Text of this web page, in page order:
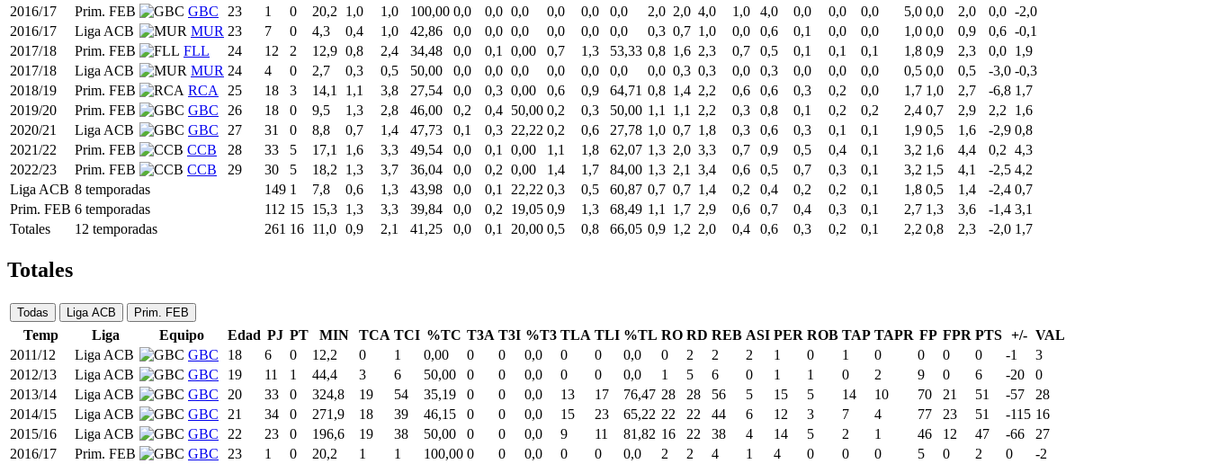
2016/17
Prim. FEB GBC 23 1 0 20,2 1,0 1,0 100,00 0,0 0,0 0,0 0,0 0,0 0,0 2,0 2,0 4,0 1,0 4,0 0,0 0,0 0,0 5,0 0,0 2,0 0,0 -2,0
2016/17
Liga ACB MUR 23 7 0 4,3 0,4 1,0 42,86 0,0 0,0 0,0 0,0 0,0 0,0 0,3 0,7 1,0 0,0 0,6 0,1 0,0 0,0 1,0 0,0 0,9 0,6 -0,1
2017/18
Prim. FEB FLL 24 12 2 12,9 0,8 2,4 34,48 0,0 0,1 0,00 0,7 1,3 53,33 0,8 1,6 2,3 0,7 0,5 0,1 0,1 0,1 1,8 0,9 2,3 0,0 1,9
2017/18
Liga ACB MUR 24 4 0 2,7 0,3 0,5 50,00 0,0 0,0 0,0 0,0 0,0 0,0 0,0 0,3 0,3 0,0 0,3 0,0 0,0 0,0 0,5 0,0 0,5 -3,0 -0,3
2018/19
Prim. FEB RCA 25 18 3 14,1 1,1 3,8 27,54 0,0 0,3 0,00 0,6 0,9 64,71 0,8 1,4 2,2 0,6 0,6 0,3 0,2 0,0 1,7 1,0 2,7 -6,8 1,7
2019/20
Prim. FEB GBC 26 18 0 9,5 1,3 2,8 46,00 0,2 0,4 50,00 0,2 0,3 50,00 1,1 1,1 2,2 0,3 0,8 0,1 0,2 0,2 2,4 0,7 2,9 2,2
1,6
2020/21
Liga ACB GBC 27 31 0 8,8 0,7 1,4 47,73 0,1 0,3 22,22 0,2 0,6 27,78 1,0 0,7 1,8 0,3 0,6 0,3 0,1 0,1 1,9 0,5 1,6 -2,9 0,8
2021/22
Prim. FEB CCB 28 33 5 17,1 1,6 3,3 49,54 0,0 0,1 0,00 1,1 1,8 62,07 1,3 2,0 3,3 0,7 0,9 0,5 0,4 0,1 3,2 1,6 4,4 0,2 4,3
2022/23
Prim. FEB CCB 29 30 5 18,2 1,3 3,7 36,04 0,0 0,2 0,00 1,4 1,7 84,00 1,3 2,1 3,4 0,6 0,5 0,7 0,3 0,1 3,2 1,5 4,1 -2,5 4,2
Liga ACB 8 temporadas 149 1 7,8 0,6 1,3 43,98 0,0 0,1 22,22 0,3 0,5 60,87 0,7 0,7 1,4 0,2 0,4 0,2 0,2 0,1 1,8 0,5 1,4 -2,4 0,7
Prim. FEB 6 temporadas 112 15 15,3 1,3 3,3 39,84 0,0 0,2 19,05 0,9 1,3 68,49 1,1 1,7 2,9 0,6 0,7 0,4 0,3 0,1 2,7 1,3 3,6 -1,4 3,1
Totales
12 temporadas 261 16 11,0 0,9 2,1 41,25 0,0 0,1 20,00 0,5 0,8 66,05 0,9 1,2 2,0 0,4 0,6 0,3 0,2 0,1 2,2 0,8 2,3 -2,0 1,7
Totales
Todas Liga ACB Prim. FEB
Temp Liga Equipo Edad PJ PT MIN TCA TCI %TC T3A T3I %T3 TLA TLI %TL RO RD REB ASI PER ROB TAP TAPR FP FPR PTS +/- VAL
2011/12
Liga ACB GBC 18 6 0 12,2 0 1 0,00 0 0 0,0 0 0 0,0 0 2 2 2 1 0 1 0 0 0 0 -1
3
2012/13
Liga ACB GBC 19 11 1 44,4 3 6 50,00 0 0 0,0 0 0 0,0 1 5 6 0 1 1 0 2 9 0 6 -20
0
2013/14
Liga ACB GBC 20 33 0 324,8 19 54 35,19 0 0 0,0 13 17 76,47 28 28 56 5 15 5 14 10 70 21 51 -57
28
2014/15
Liga ACB GBC 21 34 0 271,9 18 39 46,15 0 0 0,0 15 23 65,22 22 22 44 6 12 3 7 4 77 23 51 -115 16
2015/16
Liga ACB GBC 22 23 0 196,6 19 38 50,00 0 0 0,0 9 11 81,82 16 22 38 4 14 5 2 1 46 12 47 -66
27
2016/17
Prim. FEB GBC 23 1 0 20,2 1 1 100,00 0 0 0,0 0 0 0,0 2 2 4 1 4 0 0 0 5 0 2 0
-2